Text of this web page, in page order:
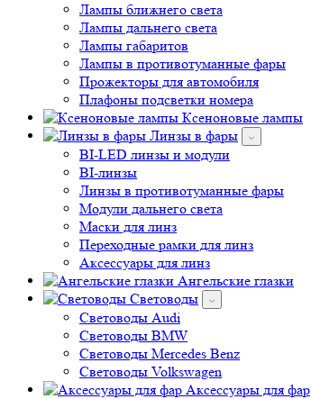
Лампы ближнего света
Лампы дальнего света
Лампы габаритов
Лампы в противотуманные фары
Прожекторы для автомобиля
Плафоны подсветки номера
Ксеноновые лампы
Линзы в фары
BI-LED линзы и модули
BI-линзы
Линзы в противотуманные фары
Модули дальнего света
Маски для линз
Переходные рамки для линз
Аксессуары для линз
Ангельские глазки
Световоды
Cветоводы Audi
Cветоводы BMW
Световоды Mercedes Benz
Cветоводы Volkswagen
Аксессуары для фар